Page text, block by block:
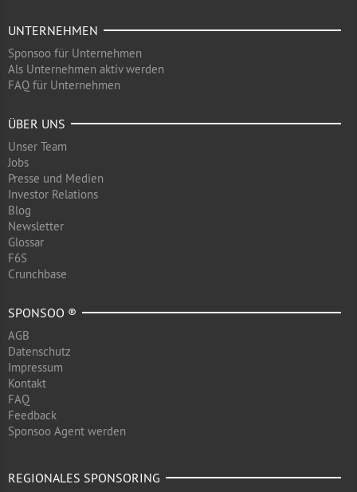
UNTERNEHMEN
Sponsoo für Unternehmen
Als Unternehmen aktiv werden
FAQ für Unternehmen
ÜBER UNS
Unser Team
Jobs
Presse und Medien
Investor Relations
Blog
Newsletter
Glossar
F6S
Crunchbase
SPONSOO ®
AGB
Datenschutz
Impressum
Kontakt
FAQ
Feedback
Sponsoo Agent werden
REGIONALES SPONSORING